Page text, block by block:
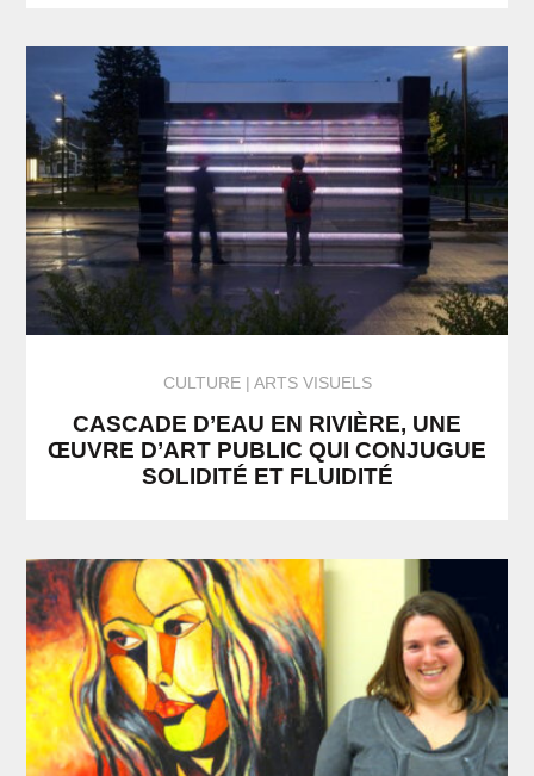
CULTURE ARTS VISUELS
CASCADE D’EAU EN RIVIÈRE, UNE
ŒUVRE D’ART PUBLIC QUI CONJUGUE
SOLIDITÉ ET FLUIDITÉ